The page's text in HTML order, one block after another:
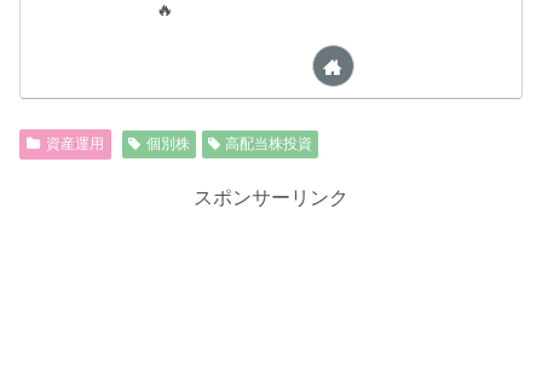
🔥
資産運用 個別株 高配当株投資
スポンサーリンク